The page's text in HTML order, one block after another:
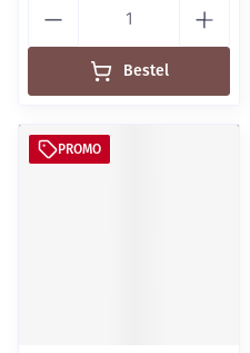
Bestel
PROMO